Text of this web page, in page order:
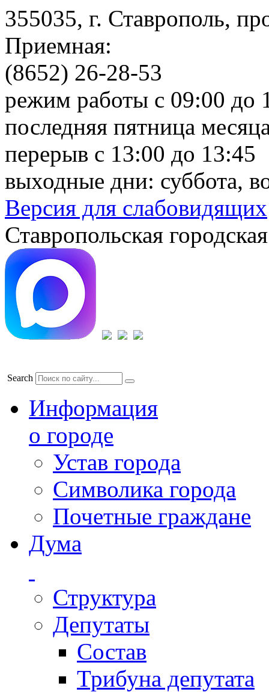
355035, г. Ставрополь,
Приемная:
(8652) 26-28-53
режим работы с 09:00 до
последняя пятница
перерыв с 13:00 до 13:45
выходные дни: суббота,
Версия для слабовидящих
Ставропольская
Search
Информация
о городе
Устав города
Символика города
Почетные граждане
Дума
Структура
Депутаты
Состав
Трибуна депутата